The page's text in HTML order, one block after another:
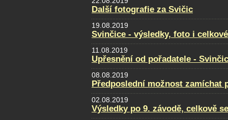
Další fotografie za Svičic
19.08.2019
Svinčice - výsledky, foto i
11.08.2019
Upřesnění od pořadatele -
08.08.2019
Předposlední možnost zamíchat
02.08.2019
Výsledky po 9. závodě, celkově